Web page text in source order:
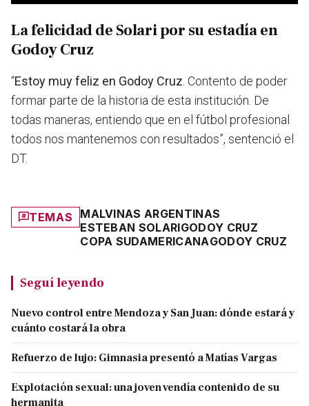
La felicidad de Solari por su estadía en
Godoy Cruz
“Estoy muy feliz en Godoy Cruz . Contento de poder
formar parte de la historia de esta institución. De
todas maneras, entiendo que en el fútbol profesional
todos nos mantenemos con resultados”, sentenció el
DT.
TEMAS
MALVINAS ARGENTINAS
ESTEBAN SOLARIGODOY CRUZ
COPA SUDAMERICANAGODOY CRUZ
Seguí leyendo
Nuevo control entre Mendoza y San Juan: dónde estará y
cuánto costará la obra
Refuerzo de lujo: Gimnasia presentó a Matías Vargas
Explotación sexual: una joven vendía contenido de su
hermanita